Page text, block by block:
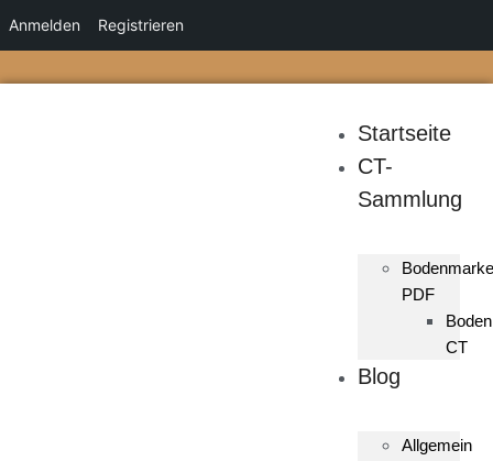
Anmelden Registrieren
Startseite
CT-
Sammlung
PDF
CT
Blog
Allgemein